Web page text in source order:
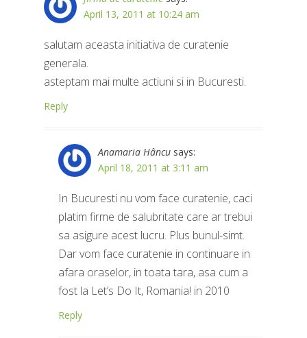
April 13, 2011 at 10:24 am
salutam aceasta initiativa de curatenie
generala.
asteptam mai multe actiuni si in Bucuresti.
Reply
Anamaria Hâncu says:
April 18, 2011 at 3:11 am
In Bucuresti nu vom face curatenie, caci
platim firme de salubritate care ar trebui
sa asigure acest lucru. Plus bunul-simt.
Dar vom face curatenie in continuare in
afara oraselor, in toata tara, asa cum a
fost la Let’s Do It, Romania! in 2010
Reply